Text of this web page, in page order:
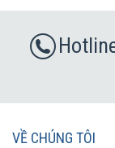
VỀ CHÚNG TÔI